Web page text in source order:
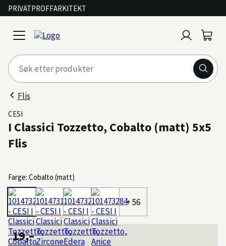
PRIVATPROFFARKITEKT
open
menu
inn
Flis
CESI
I Classici Tozzetto, Cobalto (matt) 5x5
Flis
Farge: Cobalto (matt)
+ 56
19,–